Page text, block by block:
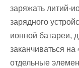
заряжать литий-
зарядного
ионной батареи,
заканчиваться
отдельные